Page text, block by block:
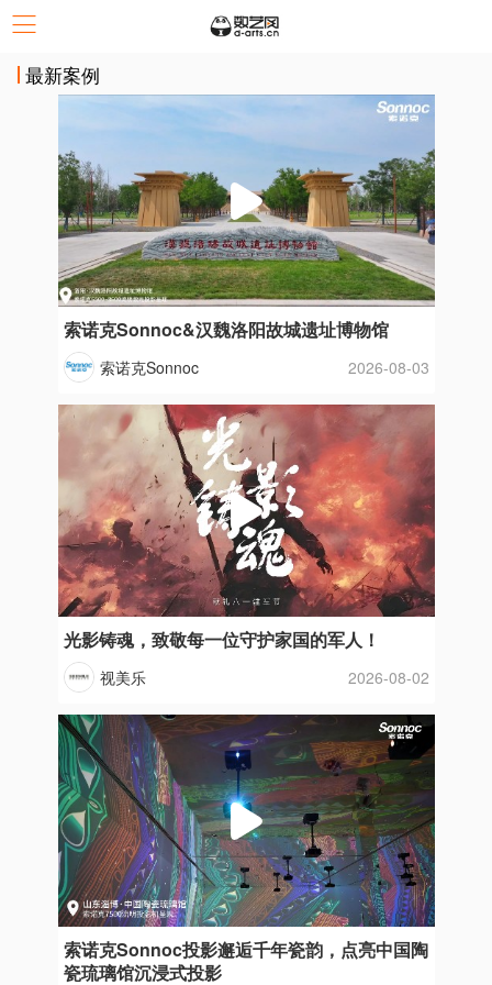
最新案例
索诺克Sonnoc&汉魏洛阳故城遗址博物馆
索诺克Sonnoc 2026-08-03
光影铸魂，致敬每一位守护家国的军人！
视美乐 2026-08-02
索诺克Sonnoc投影邂逅千年瓷韵，点亮中国陶
瓷琉璃馆沉浸式投影